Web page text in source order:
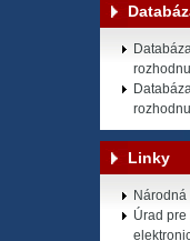
Linky
Národná
Úrad